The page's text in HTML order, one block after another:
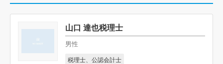
山口 達也税理士
男性
税理士、公認会計士